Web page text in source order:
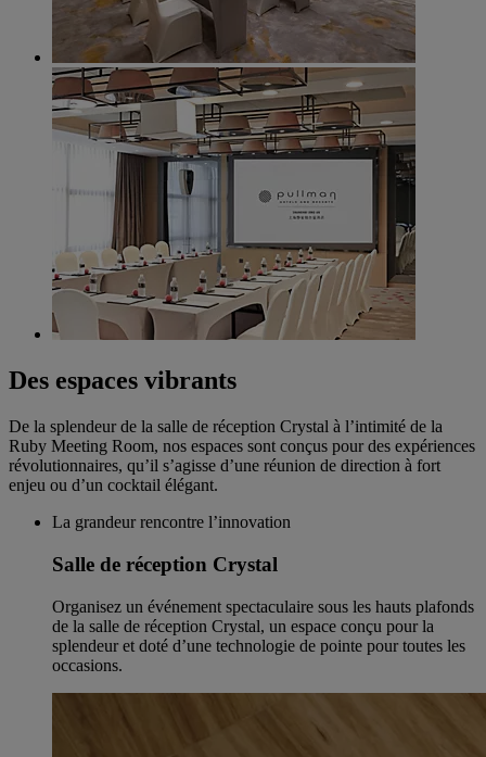
Des espaces vibrants
De la splendeur de la salle de réception Crystal à l’intimité de la
Ruby Meeting Room, nos espaces sont conçus pour des expériences
révolutionnaires, qu’il s’agisse d’une réunion de direction à fort
enjeu ou d’un cocktail élégant.
La grandeur rencontre l’innovation
Salle de réception Crystal
Organisez un événement spectaculaire sous les hauts plafonds
de la salle de réception Crystal, un espace conçu pour la
splendeur et doté d’une technologie de pointe pour toutes les
occasions.